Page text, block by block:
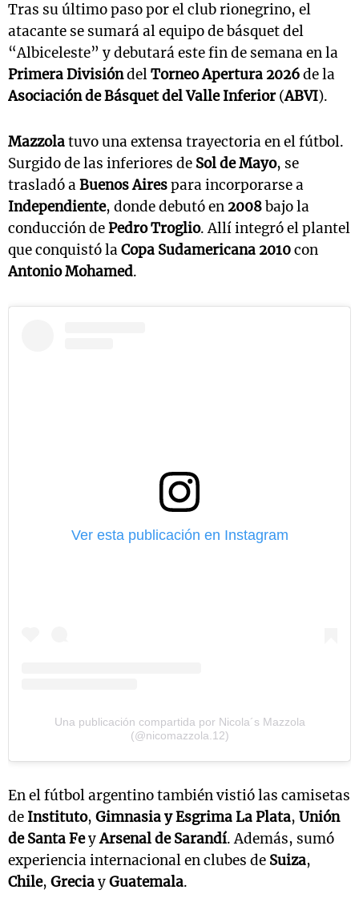
Tras su último paso por el club rionegrino, el
atacante se sumará al equipo de básquet del
“Albiceleste” y debutará este fin de semana en la
Primera DivisióndelTorneo Apertura 2026de la
Asociación de Básquet del Valle Inferior(ABVI).
Mazzolatuvo una extensa trayectoria en el fútbol.
Surgido de las inferiores de Sol de Mayo, se
trasladó aBuenos Airespara incorporarse a
Independiente, donde debutó en 2008bajo la
conducción dePedro Troglio. Allí integró el plantel
que conquistó laCopa Sudamericana 2010con
Antonio Mohamed.
Ver esta publicación en Instagram
Una publicación compartida por Nicola´s Mazzola
(@nicomazzola.12)
En el fútbol argentino también vistió las camisetas
de Instituto, Gimnasia y Esgrima La Plata, Unión
de Santa FeyArsenal de Sarandí. Además, sumó
experiencia internacional en clubes de Suiza,
Chile, GreciayGuatemala.